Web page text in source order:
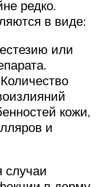
редко.
в виде:
или
кожи,
и
случаи